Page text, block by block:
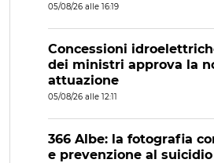
05/08/26 alle 16:19
Concessioni
dei ministri approva la
attuazione
05/08/26 alle 12:11
366 Albe: la fotografia
e prevenzione al suicidio